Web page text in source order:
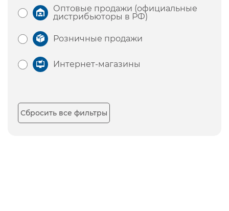
Оптовые продажи (официальные
дистрибьюторы в РФ)
Розничные продажи
Интернет-магазины
Сбросить все фильтры